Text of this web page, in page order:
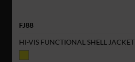
FJ88
HI-VIS FUNCTIONAL SHELL JACKET